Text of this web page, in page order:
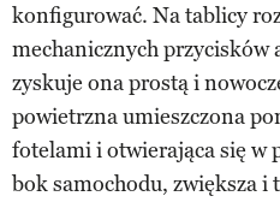
konfigurować. Na tablicy
mechanicznych przycisków
zyskuje ona prostą i
powietrzna umieszczona
fotelami i otwierająca się w
bok samochodu, zwiększa i